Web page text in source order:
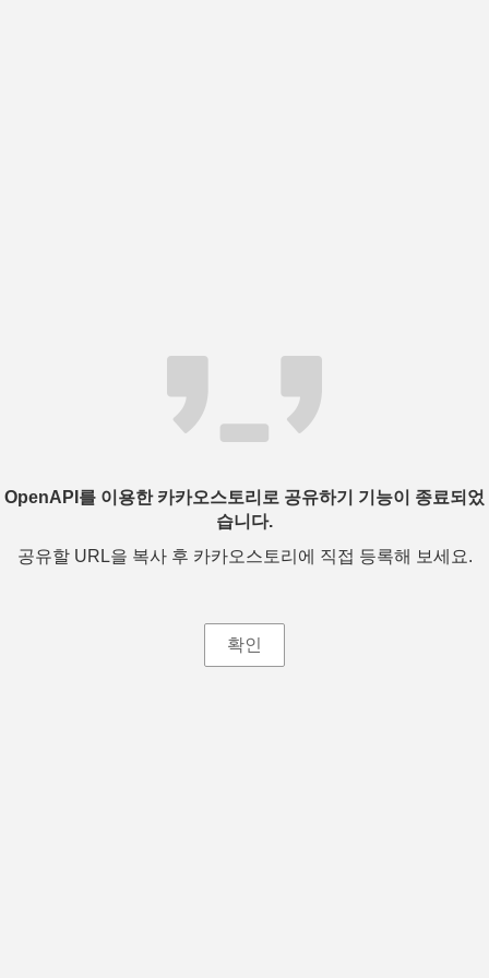
OpenAPI를 이용한 카카오스토리로 공유하기 기능이 종료되었
습니다.
공유할 URL을 복사 후 카카오스토리에 직접 등록해 보세요.
확인